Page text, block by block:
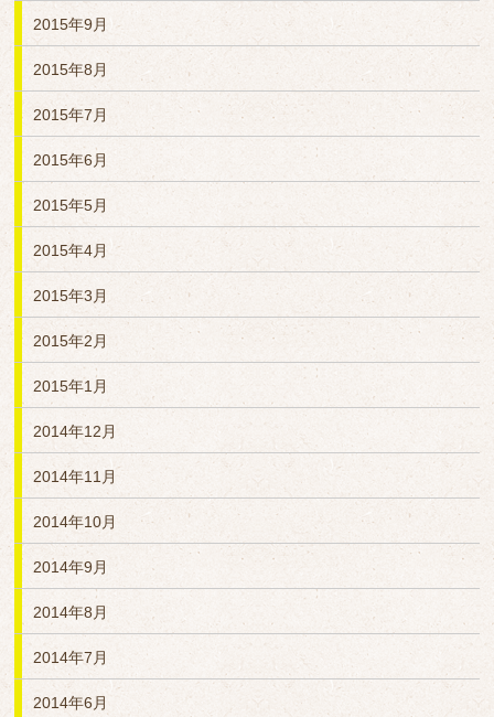
2015年9月
2015年8月
2015年7月
2015年6月
2015年5月
2015年4月
2015年3月
2015年2月
2015年1月
2014年12月
2014年11月
2014年10月
2014年9月
2014年8月
2014年7月
2014年6月